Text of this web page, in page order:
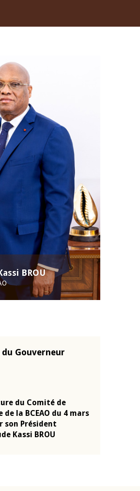
BROU
Gouverneur
du Comité de
la BCEAO du 4 mars
son Président
Kassi BROU